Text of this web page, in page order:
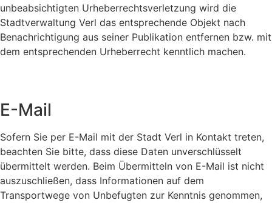
unbeabsichtigten Urheberrechtsverletzung wird die
Stadtverwaltung Verl das entsprechende Objekt nach
Benachrichtigung aus seiner Publikation entfernen bzw. mit
dem entsprechenden Urheberrecht kenntlich machen.
E-Mail
Sofern Sie per E-Mail mit der Stadt Verl in Kontakt treten,
beachten Sie bitte, dass diese Daten unverschlüsselt
übermittelt werden. Beim Übermitteln von E-Mail ist nicht
auszuschließen, dass Informationen auf dem
Transportwege von Unbefugten zur Kenntnis genommen,